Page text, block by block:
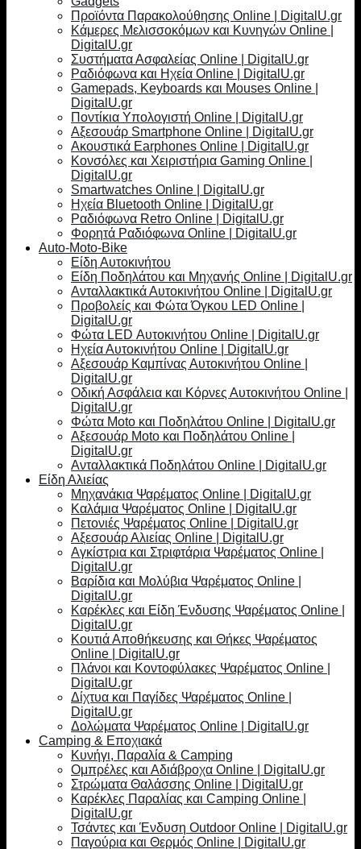
Προϊόντα Παρακολούθησης Online | DigitalU.gr
Κάμερες Μελισσοκόμων και Κυνηγών Online |
DigitalU.gr
Συστήματα Ασφαλείας Online | DigitalU.gr
Ραδιόφωνα και Ηχεία Online | DigitalU.gr
Gamepads, Keyboards και Mouses Online |
DigitalU.gr
Ποντίκια Υπολογιστή Online | DigitalU.gr
Αξεσουάρ Smartphone Online | DigitalU.gr
Ακουστικά Earphones Online | DigitalU.gr
Κονσόλες και Χειριστήρια Gaming Online |
DigitalU.gr
Smartwatches Online | DigitalU.gr
Ηχεία Bluetooth Online | DigitalU.gr
Ραδιόφωνα Retro Online | DigitalU.gr
Φορητά Ραδιόφωνα Online | DigitalU.gr
Auto-Moto-Bike
Είδη Αυτοκινήτου
Είδη Ποδηλάτου και Μηχανής Online | DigitalU.gr
Ανταλλακτικά Αυτοκινήτου Online | DigitalU.gr
Προβολείς και Φώτα Όγκου LED Online |
DigitalU.gr
Φώτα LED Αυτοκινήτου Online | DigitalU.gr
Ηχεία Αυτοκινήτου Online | DigitalU.gr
Αξεσουάρ Καμπίνας Αυτοκινήτου Online |
DigitalU.gr
Οδική Ασφάλεια και Κόρνες Αυτοκινήτου Online |
DigitalU.gr
Φώτα Moto και Ποδηλάτου Online | DigitalU.gr
Αξεσουάρ Moto και Ποδηλάτου Online |
DigitalU.gr
Ανταλλακτικά Ποδηλάτου Online | DigitalU.gr
Είδη Αλιείας
Μηχανάκια Ψαρέματος Online | DigitalU.gr
Καλάμια Ψαρέματος Online | DigitalU.gr
Πετονιές Ψαρέματος Online | DigitalU.gr
Αξεσουάρ Αλιείας Online | DigitalU.gr
Αγκίστρια και Στριφτάρια Ψαρέματος Online |
DigitalU.gr
Βαρίδια και Μολύβια Ψαρέματος Online |
DigitalU.gr
Καρέκλες και Είδη Ένδυσης Ψαρέματος Online |
DigitalU.gr
Κουτιά Αποθήκευσης και Θήκες Ψαρέματος
Online | DigitalU.gr
Πλάνοι και Κοντοφύλακες Ψαρέματος Online |
DigitalU.gr
Δίχτυα και Παγίδες Ψαρέματος Online |
DigitalU.gr
Δολώματα Ψαρέματος Online | DigitalU.gr
Camping & Εποχιακά
Κυνήγι, Παραλία & Camping
Ομπρέλες και Αδιάβροχα Online | DigitalU.gr
Στρώματα Θαλάσσης Online | DigitalU.gr
Καρέκλες Παραλίας και Camping Online |
DigitalU.gr
Τσάντες και Ένδυση Outdoor Online | DigitalU.gr
Παγούρια και Θερμός Online | DigitalU.gr